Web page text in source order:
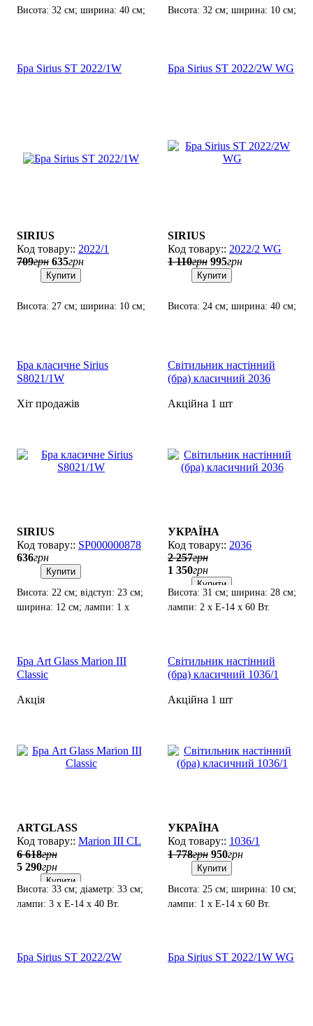
Висота: 32 см; ширина: 40 см;
Висота: 32 см; ширина: 10 см;
Бра Sirius SТ 2022/1W
SIRIUS
2022/1
709грн 635грн
Купити
Висота: 27 см; ширина: 10 см;
Бра Sirius SТ 2022/2W WG
SIRIUS
2022/2 WG
1 110грн 995грн
Купити
Висота: 24 см; ширина: 40 см;
Бра класичне Sirius
S8021/1W
Хіт продажів
SIRIUS
SP000000878
636грн
Купити
Висота: 22 см; відступ: 23 см;
ширина: 12 см; лампи: 1 х
Світильник настінний
(бра) класичний 2036
Акційна 1 шт
УКРАЇНА
2036
2 257грн
1 350грн
Купити
Висота: 31 см; ширина: 28 см;
лампи: 2 х Е-14 х 60 Вт.
Бра Art Glass Marion III
Classic
Акція
ARTGLASS
Marion III CL
6 618грн
5 290грн
Купити
Висота: 33 см; діаметр: 33 см;
лампи: 3 х Е-14 х 40 Вт.
Світильник настінний
(бра) класичний 1036/1
Акційна 1 шт
УКРАЇНА
1036/1
1 778грн 950грн
Купити
Висота: 25 см; ширина: 10 см;
лампи: 1 х Е-14 х 60 Вт.
Бра Sirius SТ 2022/2W Бра Sirius SТ 2022/1W WG